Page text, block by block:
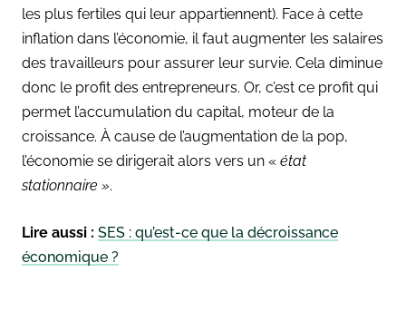
les plus fertiles qui leur appartiennent). Face à cette
inflation dans l’économie, il faut augmenter les salaires
des travailleurs pour assurer leur survie. Cela diminue
donc le profit des entrepreneurs. Or, c’est ce profit qui
permet l’accumulation du capital, moteur de la
croissance. À cause de l’augmentation de la pop,
l’économie se dirigerait alors vers un « état
stationnaire ».
Lire aussi : SES : qu’est-ce que la décroissance
économique ?